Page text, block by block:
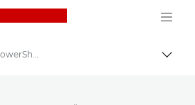
Canon Logo, back to
Približite prirodu uz PowerShot ZOOM